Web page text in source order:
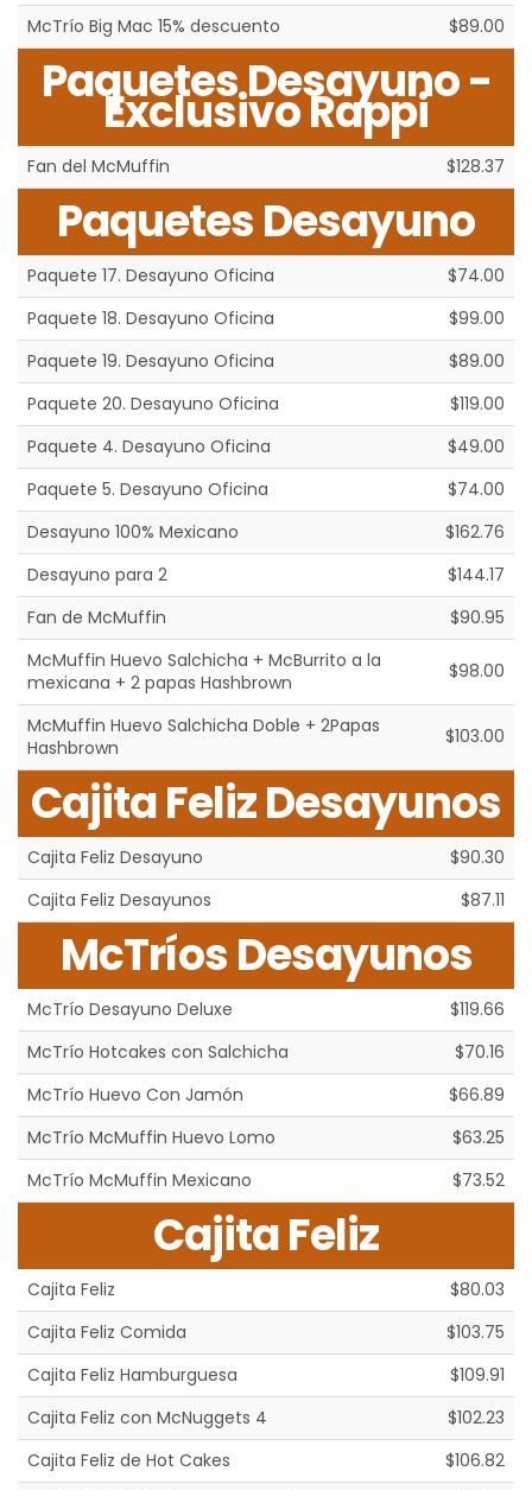
McTrío Big Mac 15% descuento $89.00
Paquetes Desayuno -
Exclusivo Rappi
Fan del McMuffin $128.37
Paquetes Desayuno
Paquete 17. Desayuno Oficina
$74.00
Paquete 18. Desayuno Oficina
$99.00
Paquete 19. Desayuno Oficina
$89.00
Paquete 20. Desayuno Oficina
$119.00
Paquete 4. Desayuno Oficina
$49.00
Paquete 5. Desayuno Oficina
$74.00
Desayuno 100% Mexicano
$162.76
Desayuno para 2
$144.17
Fan de McMuffin
$90.95
McMuffin Huevo Salchicha + McBurrito a la
mexicana + 2 papas Hashbrown
$98.00
McMuffin Huevo Salchicha Doble + 2Papas
Hashbrown
$103.00
Cajita Feliz Desayunos
Cajita Feliz Desayuno
$90.30
Cajita Feliz Desayunos
$87.11
McTríos Desayunos
McTrío Desayuno Deluxe
$119.66
McTrío Hotcakes con Salchicha
$70.16
McTrío Huevo Con Jamón
$66.89
McTrío McMuffin Huevo Lomo
$63.25
McTrío McMuffin Mexicano
$73.52
Cajita Feliz
Cajita Feliz
$80.03
Cajita Feliz Comida
$103.75
Cajita Feliz Hamburguesa
$109.91
Cajita Feliz con McNuggets 4
$102.23
Cajita Feliz de Hot Cakes
$106.82